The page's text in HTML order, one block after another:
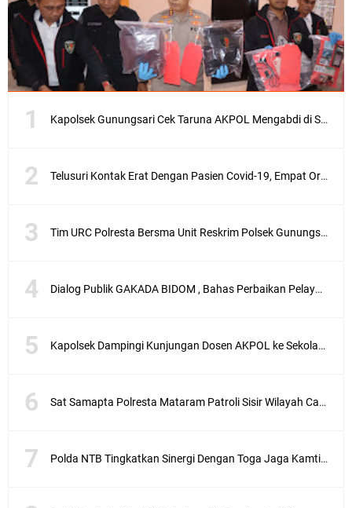
Kapolsek Gunungsari Cek Taruna AKPOL Mengabdi di SRD 4
Telusuri Kontak Erat Dengan Pasien Covid-19, Empat Orang di Desa Kedaro Sekotong Dirapid
Tim URC Polresta Bersma Unit Reskrim Polsek Gunungsari Tangkap Pelaku Curanmor
Dialog Publik GAKADA BIDOM , Bahas Perbaikan Pelayanan Medis di NTB
Kapolsek Dampingi Kunjungan Dosen AKPOL ke Sekolah Rakyat Gunungsari
Sat Samapta Polresta Mataram Patroli Sisir Wilayah Cakranegara
Polda NTB Tingkatkan Sinergi Dengan Toga Jaga Kamtibmas